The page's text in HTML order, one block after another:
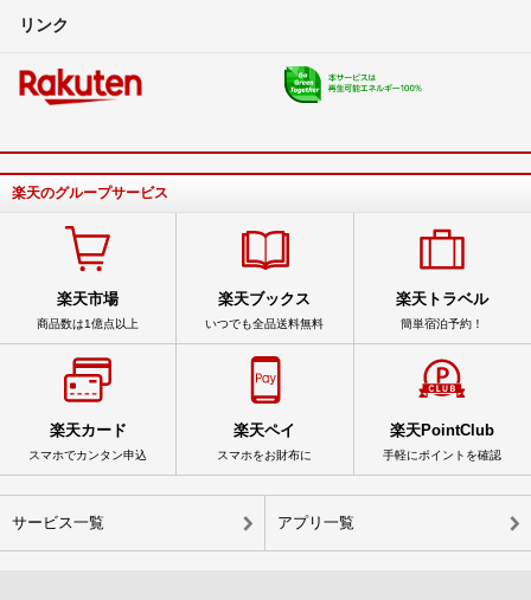
リンク
楽天のグループサービス
楽天市場
商品数は1億点以上
楽天ブックス
いつでも全品送料無料
楽天トラベル
簡単宿泊予約！
楽天カード
スマホでカンタン申込
楽天ペイ
スマホをお財布に
楽天PointClub
手軽にポイントを確認
サービス一覧 アプリ一覧